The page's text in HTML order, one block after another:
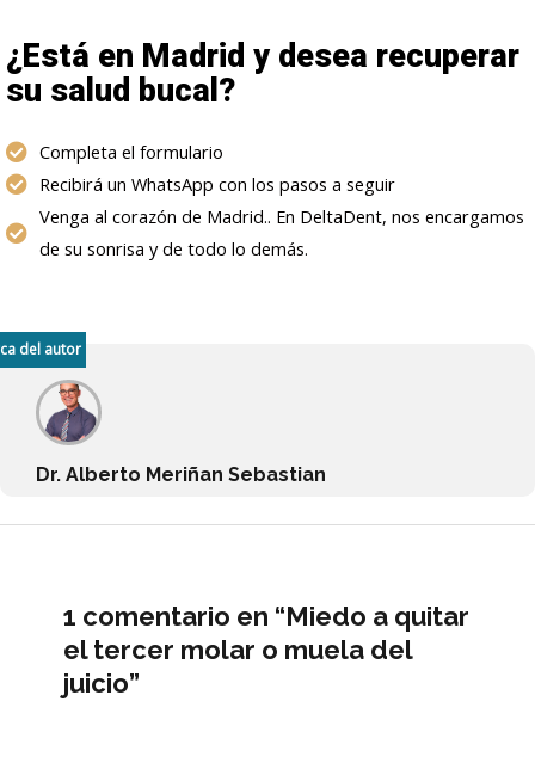
¿Está en Madrid y desea recuperar
su salud bucal?
Completa el formulario
Recibirá un WhatsApp con los pasos a seguir
Venga al corazón de Madrid.. En DeltaDent, nos encargamos
de su sonrisa y de todo lo demás.
del autor
Dr. Alberto Meriñan Sebastian
1 comentario en “Miedo a quitar
el tercer molar o muela del
juicio”